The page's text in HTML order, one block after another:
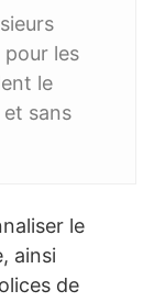
les
le
sans
le
ainsi
de